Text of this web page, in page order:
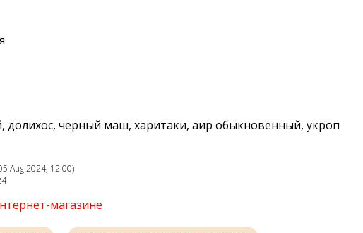
долихос, черный маш, харитаки, аир обыкновенный, укроп
Aug 2024, 12:00)
магазине